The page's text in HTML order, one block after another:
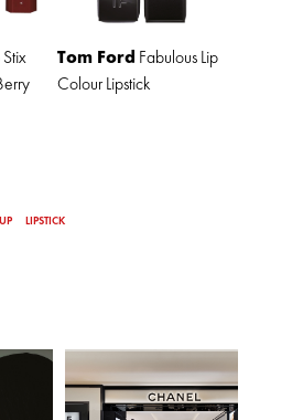
Tom Ford Fabulous Lip
Colour Lipstick
LIPSTICK